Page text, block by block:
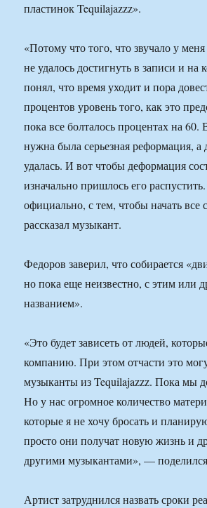
пластинок Tequilajazzz».
«Потому что того, что звучало у
не удалось достигнуть в записи и на
понял, что время уходит и пора
процентов уровень того, как это
пока все болталось процентах на
нужна была серьезная реформация, а
удалась. И вот чтобы деформация
изначально пришлось его
официально, с тем, чтобы начать
рассказал музыкант.
Федоров заверил, что собирается
но пока еще неизвестно, с этим или
названием».
«Это будет зависеть от людей,
компанию. При этом отчасти это
музыканты из Tequilajazzz. Пока мы
Но у нас огромное количество
которые я не хочу бросать и
просто они получат новую жизнь и
другими музыкантами», —
Артист затруднился назвать сроки